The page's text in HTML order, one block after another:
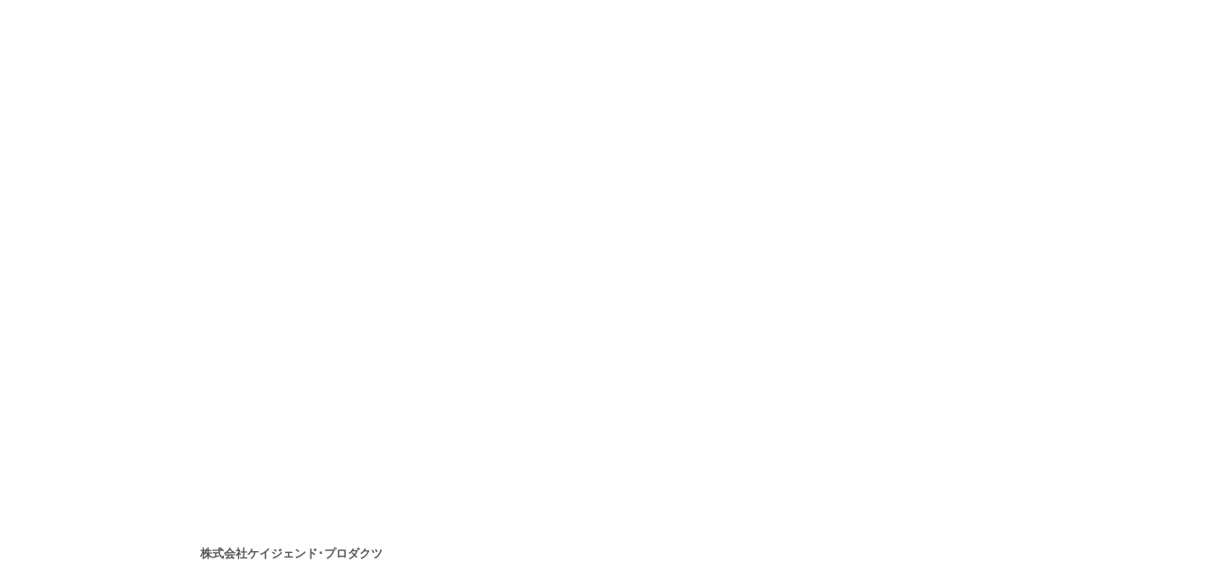
株式会社ケイジェンド･プロダクツ